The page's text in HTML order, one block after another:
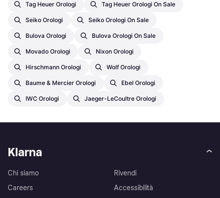
Tag Heuer Orologi Tag Heuer Orologi On Sale
Seiko Orologi Seiko Orologi On Sale
Bulova Orologi Bulova Orologi On Sale
Movado Orologi Nixon Orologi
Hirschmann Orologi Wolf Orologi
Baume & Mercier Orologi Ebel Orologi
IWC Orologi Jaeger-LeCoultre Orologi
Klarna
Chi siamo
Careers
Rivendi
Accessibilità